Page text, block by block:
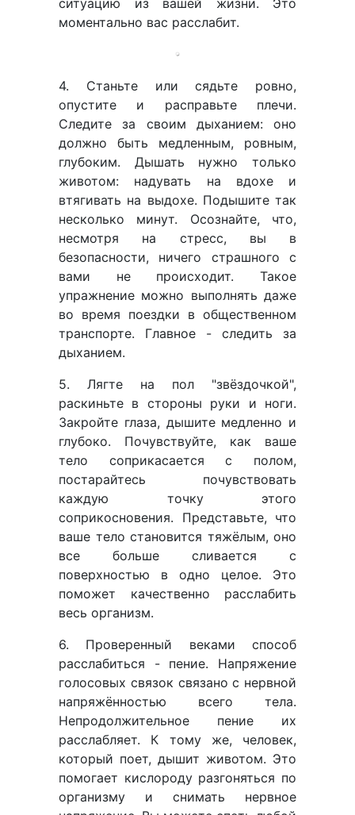
ситуацию из вашей жизни. Это
моментально вас расслабит.
4. Станьте или сядьте ровно,
опустите и расправьте плечи.
Следите за своим дыханием: оно
должно быть медленным, ровным,
глубоким. Дышать нужно только
животом: надувать на вдохе и
втягивать на выдохе. Подышите так
несколько минут. Осознайте, что,
несмотря на стресс, вы в
безопасности, ничего страшного с
вами не происходит. Такое
упражнение можно выполнять даже
во время поездки в общественном
транспорте. Главное - следить за
дыханием.
5. Лягте на пол "звёздочкой",
раскиньте в стороны руки и ноги.
Закройте глаза, дышите медленно и
глубоко. Почувствуйте, как ваше
тело соприкасается с полом,
постарайтесь почувствовать
каждую точку этого
соприкосновения. Представьте, что
ваше тело становится тяжёлым, оно
все больше сливается с
поверхностью в одно целое. Это
поможет качественно расслабить
весь организм.
6. Проверенный веками способ
расслабиться - пение. Напряжение
голосовых связок связано с нервной
напряжённостью всего тела.
Непродолжительное пение их
расслабляет. К тому же, человек,
который поет, дышит животом. Это
помогает кислороду разгоняться по
организму и снимать нервное